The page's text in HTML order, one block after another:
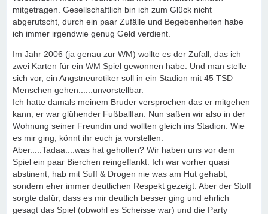
mitgetragen. Gesellschaftlich bin ich zum Glück nicht
abgerutscht, durch ein paar Zufälle und Begebenheiten habe
ich immer irgendwie genug Geld verdient.
Im Jahr 2006 (ja genau zur WM) wollte es der Zufall, das ich
zwei Karten für ein WM Spiel gewonnen habe. Und man stelle
sich vor, ein Angstneurotiker soll in ein Stadion mit 45 TSD
Menschen gehen......unvorstellbar.
Ich hatte damals meinem Bruder versprochen das er mitgehen
kann, er war glühender Fußballfan. Nun saßen wir also in der
Wohnung seiner Freundin und wollten gleich ins Stadion. Wie
es mir ging, könnt ihr euch ja vorstellen.
Aber.....Tadaa....was hat geholfen? Wir haben uns vor dem
Spiel ein paar Bierchen reingeflankt. Ich war vorher quasi
abstinent, hab mit Suff & Drogen nie was am Hut gehabt,
sondern eher immer deutlichen Respekt gezeigt. Aber der Stoff
sorgte dafür, dass es mir deutlich besser ging und ehrlich
gesagt das Spiel (obwohl es Scheisse war) und die Party